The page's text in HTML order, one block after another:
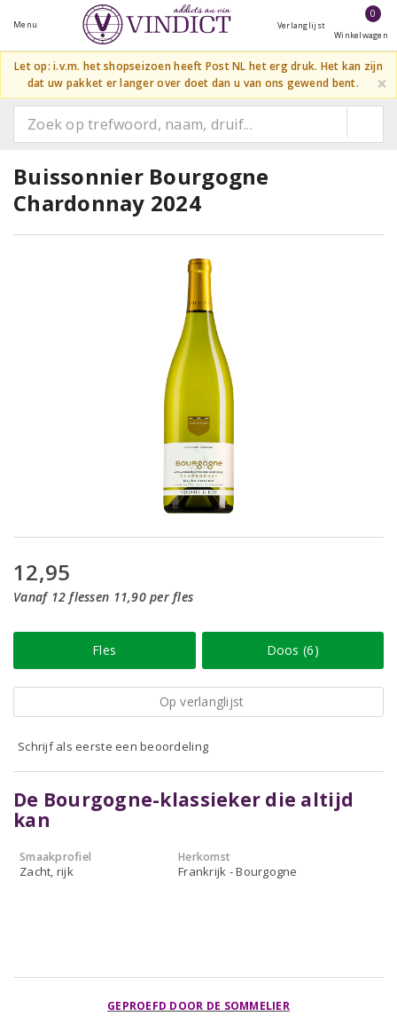
Menu Verlanglijst
0
Winkelwagen
Let op: i.v.m. het shopseizoen heeft Post NL het erg druk. Het kan zijn
dat uw pakket er langer over doet dan u van ons gewend bent.
×
Buissonnier Bourgogne
Chardonnay 2024
12,95
Vanaf 12 flessen 11,90 per fles
Fles Doos (6)
Op verlanglijst
Schrijf als eerste een beoordeling
De Bourgogne-klassieker die altijd
kan
Smaakprofiel
Zacht, rijk
Herkomst
Frankrijk - Bourgogne
GEPROEFD DOOR DE SOMMELIER